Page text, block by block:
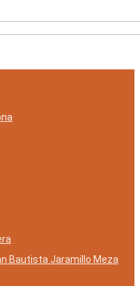
Bautista Jaramillo Meza